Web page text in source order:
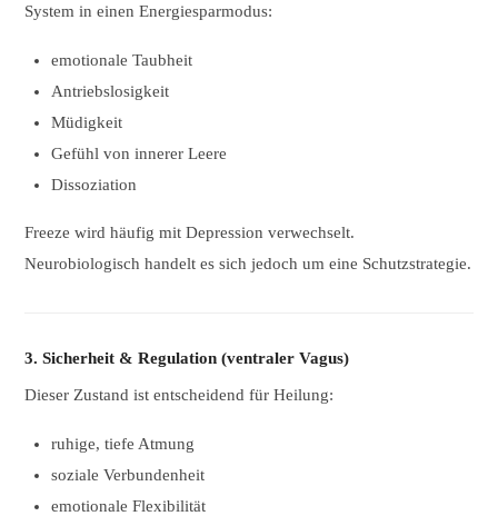
System in einen Energiesparmodus:
emotionale Taubheit
Antriebslosigkeit
Müdigkeit
Gefühl von innerer Leere
Dissoziation
Freeze wird häufig mit Depression verwechselt.
Neurobiologisch handelt es sich jedoch um eine Schutzstrategie.
3. Sicherheit & Regulation (ventraler Vagus)
Dieser Zustand ist entscheidend für Heilung:
ruhige, tiefe Atmung
soziale Verbundenheit
emotionale Flexibilität